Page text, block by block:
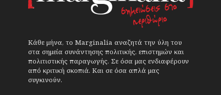
Κάθε μήνα, το Marginalia αναζητά την ύλη του
στα σημεία συνάντησης πολιτικής, επιστημών και
πολιτιστικής παραγωγής. Σε όσα μας ενδιαφέρουν
από κριτική σκοπιά. Και σε όσα απλά μας
συγκινούν.